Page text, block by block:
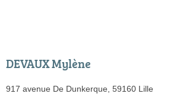
DEVAUX Mylène
917 avenue De Dunkerque, 59160 Lille